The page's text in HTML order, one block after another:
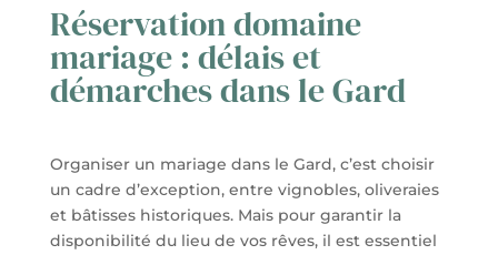
Réservation domaine
mariage : délais et
démarches dans le Gard
Organiser un mariage dans le Gard, c’est choisir
un cadre d’exception, entre vignobles, oliveraies
et bâtisses historiques. Mais pour garantir la
disponibilité du lieu de vos rêves, il est essentiel